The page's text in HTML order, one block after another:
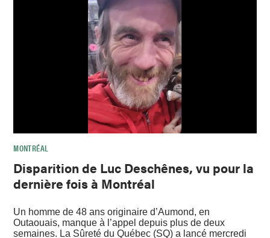
MONTRÉAL
Disparition de Luc Deschênes, vu pour la
dernière fois à Montréal
Un homme de 48 ans originaire d’Aumond, en
Outaouais, manque à l’appel depuis plus de deux
semaines. La Sûreté du Québec (SQ) a lancé mercredi